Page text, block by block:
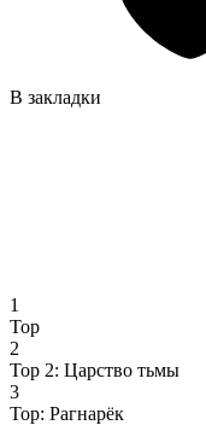
В закладки
1
Тор
2
Тор 2: Царство тьмы
3
Тор: Рагнарёк